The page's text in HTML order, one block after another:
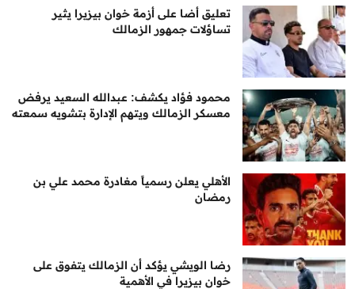
تعليق أضا على أزمة خوان بيزيرا يثير
تساؤلات جمهور الزمالك
محمود فؤاد يكشف: عبدالله السعيد يرفض
معسكر الزمالك ويتهم الإدارة بتشويه سمعته
الأهلي يعلن رسمياً مغادرة محمد علي بن
رمضان
رضا الويشي يؤكد أن الزمالك يتفوق على
خوان بيزيرا في الأهمية